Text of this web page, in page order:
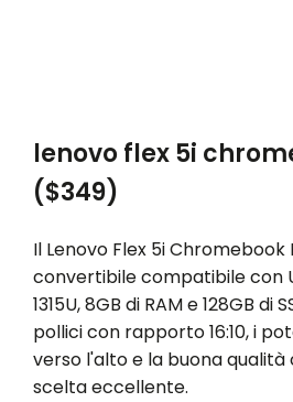
lenovo flex 5i
($349)
Il Lenovo Flex 5i Chromebook
convertibile compatibile con
1315U, 8GB di RAM e 128GB di
pollici con rapporto 16:10, i
verso l'alto e la buona
scelta eccellente.